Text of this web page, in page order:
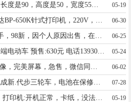
电视柜:蓝鸟牌子的，长度是90，高度是50，宽度55。售价50元 预售: 电话13292151199 05-19
06-30
冷藏展示柜:3月份入手，98新，因个人原因出售，在保质期内 预售:600元 电话15833610113 06-25
电动自行车:爱玛高端电动车 预售:630元 电话13930992766 05-24
06-02
电动三轮车:小鸟九成新.代步三轮车，电池在保修期内，后面可以折叠，拉人拉货方便，3600买的 预售:1250元 电话19103397129 07-28
佳能彩色喷墨打印机 打印机:开机正常，卡纸，没法测试别的功能，当配件出了。没有墨盒和线材。桥西众友家居自提，附近不远可以送货。 预售:30元 电话13012122009 05-19